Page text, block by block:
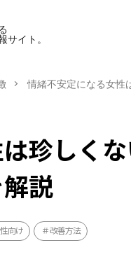
サイト。
情緒不安定になる女性
珍しく
説
向け 改善方法